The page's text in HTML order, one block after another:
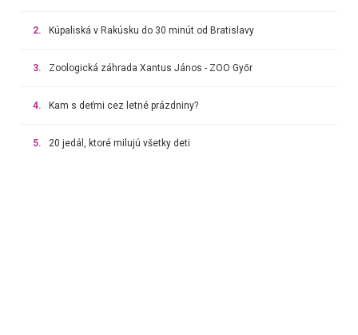
2. Kúpaliská v Rakúsku do 30 minút od Bratislavy
3. Zoologická záhrada Xantus János - ZOO Győr
4. Kam s deťmi cez letné prázdniny?
5. 20 jedál, ktoré milujú všetky deti